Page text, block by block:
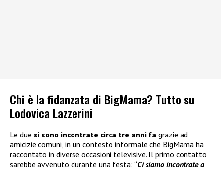
Chi è la fidanzata di BigMama? Tutto su
Lodovica Lazzerini
Le due si sono incontrate circa tre anni fa grazie ad
amicizie comuni, in un contesto informale che BigMama ha
raccontato in diverse occasioni televisive. Il primo contatto
sarebbe avvenuto durante una festa: “Ci siamo incontrate a